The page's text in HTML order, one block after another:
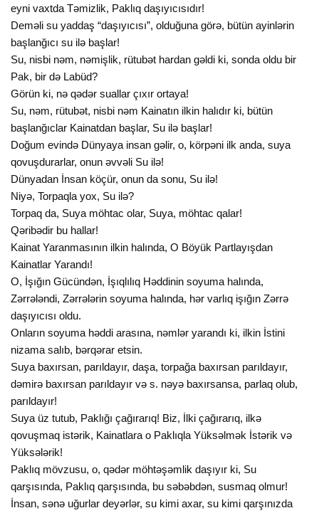
eyni vaxtda Təmizlik, Paklıq daşıyıcısıdır!
Deməli su yaddaş “daşıyıcısı”, olduğuna görə, bütün ayinlərin
başlanğıcı su ilə başlar!
Su, nisbi nəm, nəmişlik, rütubət hardan gəldi ki, sonda oldu bir
Pak, bir də Labüd?
Görün ki, nə qədər suallar çıxır ortaya!
Su, nəm, rütubət, nisbi nəm Kainatın ilkin halıdır ki, bütün
başlanğıclar Kainatdan başlar, Su ilə başlar!
Doğum evində Dünyaya insan gəlir, o, körpəni ilk anda, suya
qovuşdurarlar, onun əvvəli Su ilə!
Dünyadan İnsan köçür, onun da sonu, Su ilə!
Niyə, Torpaqla yox, Su ilə?
Torpaq da, Suya möhtac olar, Suya, möhtac qalar!
Qəribədir bu hallar!
Kainat Yaranmasının ilkin halında, O Böyük Partlayışdan
Kainatlar Yarandı!
O, İşığın Gücündən, İşıqlılıq Həddinin soyuma halında,
Zərrələndi, Zərrələrin soyuma halında, hər varlıq işığın Zərrə
daşıyıcısı oldu.
Onların soyuma həddi arasına, nəmlər yarandı ki, ilkin İstini
nizama salıb, bərqərar etsin.
Suya baxırsan, parıldayır, daşa, torpağa baxırsan parıldayır,
dəmirə baxırsan parıldayır və s. nəyə baxırsansa, parlaq olub,
parıldayır!
Suya üz tutub, Paklığı çağırarıq! Biz, İlki çağırarıq, ilkə
qovuşmaq istərik, Kainatlara o Paklıqla Yüksəlmək İstərik və
Yüksələrik!
Paklıq mövzusu, o, qədər möhtəşəmlik daşıyır ki, Su
qarşısında, Paklıq qarşısında, bu səbəbdən, susmaq olmur!
İnsan, sənə uğurlar deyərlər, su kimi axar, su kimi qarşınızda